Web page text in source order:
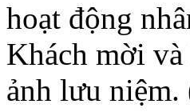
hoạt động
Khách mời
ảnh lưu